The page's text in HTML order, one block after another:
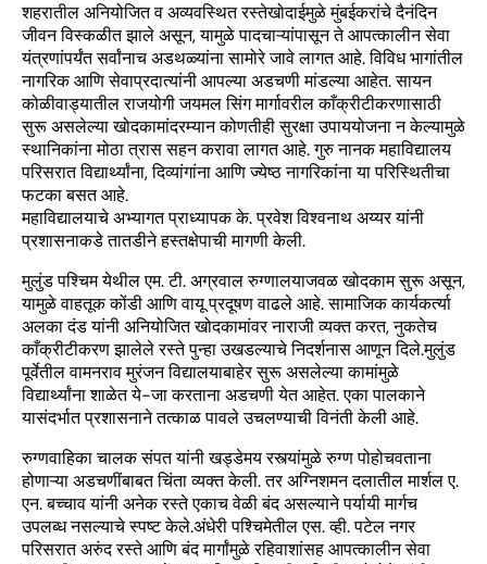
शहरातील अनियोजित व अव्यवस्थित रस्तेखोदाईमुळे मुंबईकरांचे दैनंदिन
जीवन विस्कळीत झाले असून, यामुळे पादचाऱ्यांपासून ते आपत्कालीन सेवा
यंत्रणांपर्यंत सर्वांनाच अडथळ्यांना सामोरे जावे लागत आहे. विविध भागांतील
नागरिक आणि सेवाप्रदात्यांनी आपल्या अडचणी मांडल्या आहेत. सायन
कोळीवाड्यातील राजयोगी जयमल सिंग मार्गावरील काँक्रीटीकरणासाठी
सुरू असलेल्या खोदकामांदरम्यान कोणतीही सुरक्षा उपाययोजना न केल्यामुळे
स्थानिकांना मोठा त्रास सहन करावा लागत आहे. गुरु नानक महाविद्यालय
परिसरात विद्यार्थ्यांना, दिव्यांगांना आणि ज्येष्ठ नागरिकांना या परिस्थितीचा
फटका बसत आहे.
महाविद्यालयाचे अभ्यागत प्राध्यापक के. प्रवेश विश्वनाथ अय्यर यांनी
प्रशासनाकडे तातडीने हस्तक्षेपाची मागणी केली.
मुलुंड पश्चिम येथील एम. टी. अग्रवाल रुग्णालयाजवळ खोदकाम सुरू असून,
यामुळे वाहतूक कोंडी आणि वायू प्रदूषण वाढले आहे. सामाजिक कार्यकर्त्या
अलका दंड यांनी अनियोजित खोदकामांवर नाराजी व्यक्त करत, नुकतेच
काँक्रीटीकरण झालेले रस्ते पुन्हा उखडल्याचे निदर्शनास आणून दिले.मुलुंड
पूर्वेतील वामनराव मुरंजन विद्यालयाबाहेर सुरू असलेल्या कामांमुळे
विद्यार्थ्यांना शाळेत ये-जा करताना अडचणी येत आहेत. एका पालकाने
यासंदर्भात प्रशासनाने तत्काळ पावले उचलण्याची विनंती केली आहे.
रुग्णवाहिका चालक संपत यांनी खड्डेमय रस्त्यांमुळे रुग्ण पोहोचवताना
होणाऱ्या अडचणींबाबत चिंता व्यक्त केली. तर अग्निशमन दलातील मार्शल ए.
एन. बच्चाव यांनी अनेक रस्ते एकाच वेळी बंद असल्याने पर्यायी मार्गच
उपलब्ध नसल्याचे स्पष्ट केले.अंधेरी पश्चिमेतील एस. व्ही. पटेल नगर
परिसरात अरुंद रस्ते आणि बंद मार्गांमुळे रहिवाशांसह आपत्कालीन सेवा